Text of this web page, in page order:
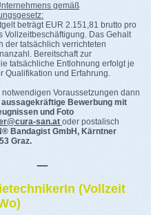
gemäß
beträgt EUR 2.151,81 brutto pro
Vollzeitbeschäftigung. Das Gehalt
der tatsächlich verrichteten
Bereitschaft zur
tatsächliche Entlohnung erfolgt je
Qualifikation und Erfahrung.
notwendigen Voraussetzungen dann
aussagekräftige Bewerbung mit
und Foto
san.at oder postalisch
Bandagist GmbH, Kärntner
Graz.
(Vollzeit